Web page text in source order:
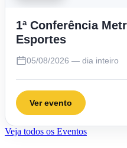
1ª Conferência
Esportes
05/08/2026 — dia inteiro
Ver evento
Veja todos os Eventos